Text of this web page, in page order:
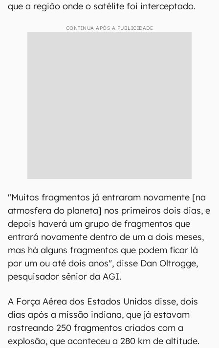
que a região onde o satélite foi interceptado.
CONTINUA APÓS A PUBLICIDADE
"Muitos fragmentos já entraram novamente [na
atmosfera do planeta] nos primeiros dois dias, e
depois haverá um grupo de fragmentos que
entrará novamente dentro de um a dois meses,
mas há alguns fragmentos que podem ficar lá
por um ou até dois anos", disse Dan Oltrogge,
pesquisador sênior da AGI.
A Força Aérea dos Estados Unidos disse, dois
dias após a missão indiana, que já estavam
rastreando 250 fragmentos criados com a
explosão, que aconteceu a 280 km de altitude.